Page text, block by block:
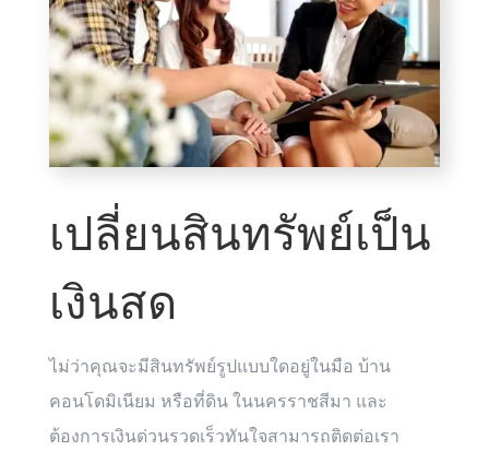
เปลี่ยนสินทรัพย์เป็น
เงินสด
ไม่ว่าคุณจะมีสินทรัพย์รูปแบบใดอยู่ในมือ บ้าน
คอนโดมิเนียม หรือที่ดิน ในนครราชสีมา และ
ต้องการเงินด่วนรวดเร็วทันใจสามารถติดต่อเรา